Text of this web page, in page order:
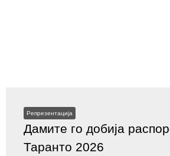
Репрезентација
Дамите го добија
Таранто 2026